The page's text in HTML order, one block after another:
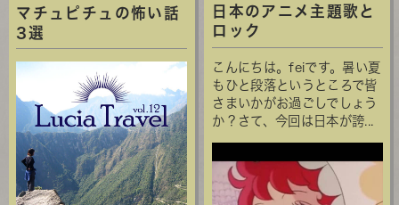
マチュピチュの怖い話
3選
日本のアニメ主題歌と
ロック
こんにちは。feiです。暑い夏
もひと段落というところで皆
さまいかがお過ごしでしょう
か？さて、今回は日本が誇...